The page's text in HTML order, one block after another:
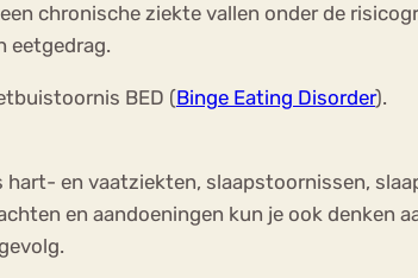
chronische ziekte vallen onder de
eetgedrag.
BED (Binge Eating Disorder).
en vaatziekten, slaapstoornissen,
en aandoeningen kun je ook denken